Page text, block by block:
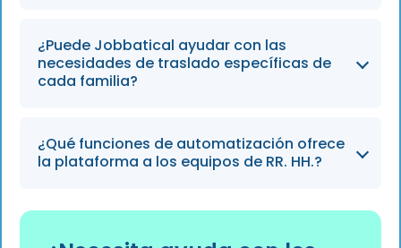
fundamental para los equipos de RR. HH. de
cara a 2026.
La plataforma utiliza auditorías basadas en
inteligencia artificial y cuenta con expertos en
inmigración para revisar minuciosamente
remitirlos a las autoridades.
¿Puede Jobbatical ayudar con las
necesidades de traslado específicas de
cada familia?
Sí, la plataforma gestiona los expedientes de
todos los familiares a cargo e incluye
¿Qué funciones de automatización ofrece
la plataforma a los equipos de RR. HH.?
Jobbatical ofrece un seguimiento
automatizado de los casos, una validación